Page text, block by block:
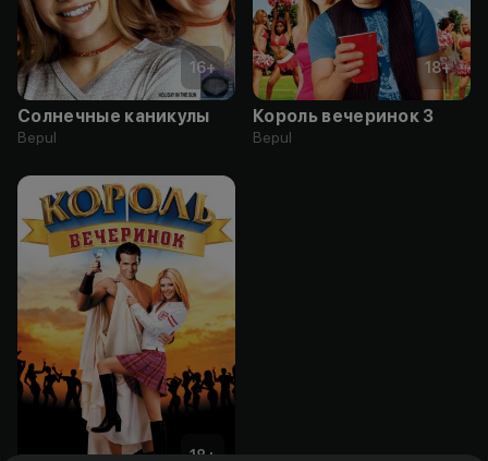
16+
Солнечные каникулы
Bepul
18+
Король вечеринок 3
Bepul
18+